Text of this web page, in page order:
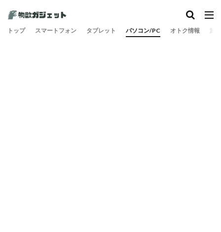
トップ スマートフォン タブレット パソコン/PC オトク情報 旅